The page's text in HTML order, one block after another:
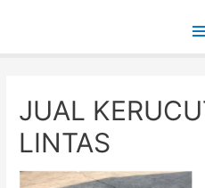
JUAL
LINTAS